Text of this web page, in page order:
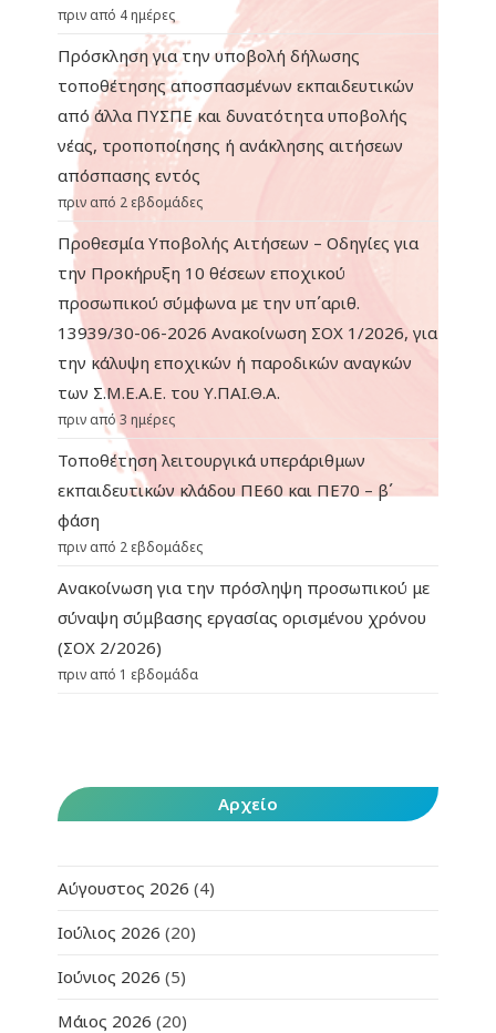
πριν από 4 ημέρες
Πρόσκληση για την υποβολή δήλωσης
τοποθέτησης αποσπασμένων εκπαιδευτικών
από άλλα ΠΥΣΠΕ και δυνατότητα υποβολής
νέας, τροποποίησης ή ανάκλησης αιτήσεων
απόσπασης εντός
πριν από 2 εβδομάδες
Προθεσμία Υποβολής Αιτήσεων – Οδηγίες για
την Προκήρυξη 10 θέσεων εποχικού
προσωπικού σύμφωνα με την υπ΄αριθ.
13939/30-06-2026 Ανακοίνωση ΣΟΧ 1/2026, για
την κάλυψη εποχικών ή παροδικών αναγκών
των Σ.Μ.Ε.Α.Ε. του Υ.ΠΑΙ.Θ.Α.
πριν από 3 ημέρες
Τοποθέτηση λειτουργικά υπεράριθμων
εκπαιδευτικών κλάδου ΠΕ60 και ΠΕ70 – β΄
φάση
πριν από 2 εβδομάδες
Ανακοίνωση για την πρόσληψη προσωπικού με
σύναψη σύμβασης εργασίας ορισμένου χρόνου
(ΣΟΧ 2/2026)
πριν από 1 εβδομάδα
Αρχείο
Αύγουστος 2026 (4)
Ιούλιος 2026 (20)
Ιούνιος 2026 (5)
Μάιος 2026 (20)